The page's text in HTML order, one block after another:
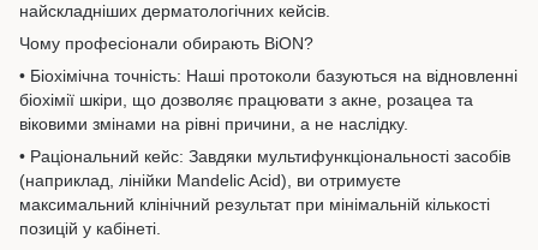
найскладніших дерматологічних кейсів.
Чому професіонали обирають BiON?
• Біохімічна точність: Наші протоколи базуються на відновленні
біохімії шкіри, що дозволяє працювати з акне, розацеа та
віковими змінами на рівні причини, а не наслідку.
• Раціональний кейс: Завдяки мультифункціональності засобів
(наприклад, лінійки Mandelic Acid), ви отримуєте
максимальний клінічний результат при мінімальній кількості
позицій у кабінеті.